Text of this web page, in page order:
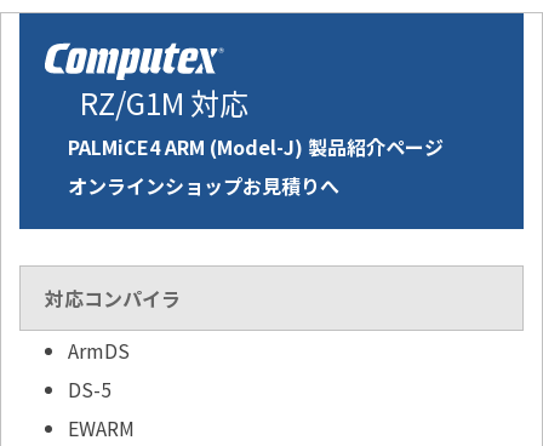
RZ/G1M 対応
PALMiCE4 ARM (Model-J) 製品紹介ページ
オンラインショップお見積りへ
対応コンパイラ
ArmDS
DS-5
EWARM